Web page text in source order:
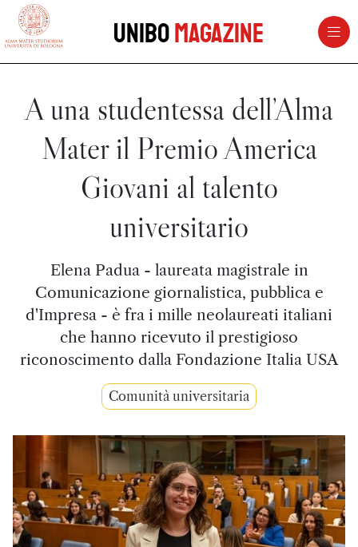
vai al contenuto della pagina
UniboMagazine
A una studentessa dell’Alma
Mater il Premio America
Giovani al talento
universitario
Elena Padua - laureata magistrale in
Comunicazione giornalistica, pubblica e
d'Impresa - è fra i mille neolaureati italiani
che hanno ricevuto il prestigioso
riconoscimento dalla Fondazione Italia USA
Comunità universitaria